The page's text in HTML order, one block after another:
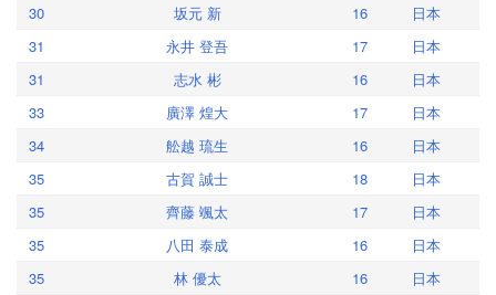
30
坂元 新 16
日本
31
永井 登吾 17
日本
31
志水 彬 16
日本
33
廣澤 煌大 17
日本
34
舩越 琉生 16
日本
35
古賀 誠士 18
日本
35
齊藤 颯太 17
日本
35
八田 泰成 16
日本
35
林 優太 16
日本